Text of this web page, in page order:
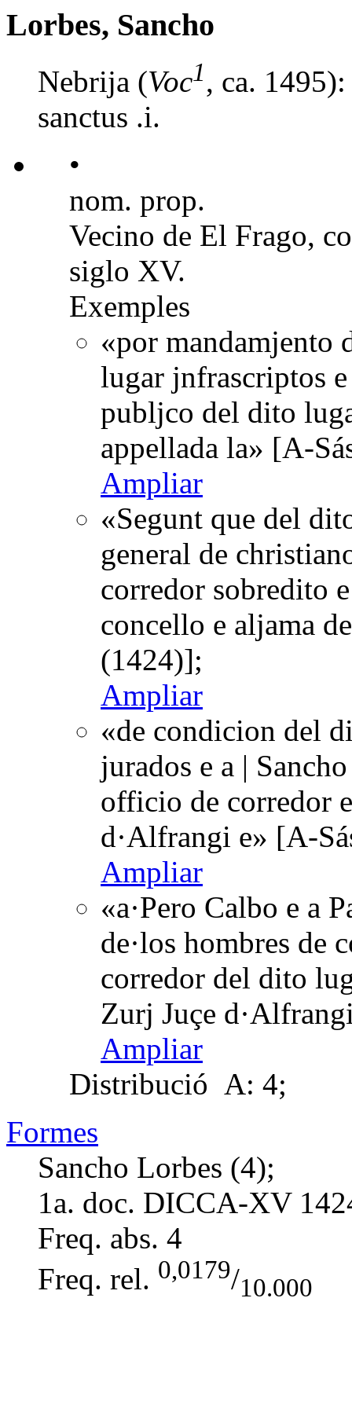
Lorbes, Sancho
Nebrija (Voc1, ca.
sanctus .i.
•
nom. prop.
Vecino de El Frago,
siglo XV.
Exemples
«por mandamjento
lugar jnfrascriptos
publjco del dito
appellada la» [A-
Ampliar
«Segunt que del
general de
corredor sobredito
concello e aljama
(1424)];
Ampliar
«de condicion del
jurados e a |
officio de corredor
d·Alfrangi e» [A-
Ampliar
«a·Pero Calbo e a
de·los hombres de
corredor del dito
Zurj Juçe
Ampliar
Distribució A: 4;
Formes
Sancho Lorbes (4);
1a. doc. DICCA-XV
Freq. abs. 4
Freq. rel. 0,0179/10.000